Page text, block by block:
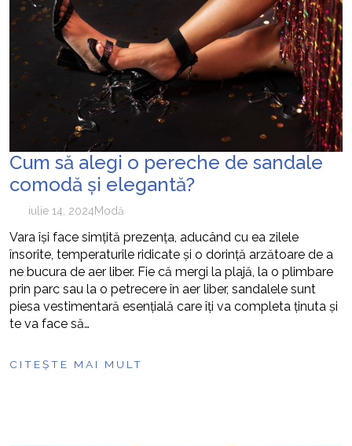
Cum să alegi o pereche de sandale
comodă și elegantă?
iulie 14, 2024Modă
Vara își face simțită prezența, aducând cu ea zilele
însorite, temperaturile ridicate și o dorință arzătoare de a
ne bucura de aer liber. Fie că mergi la plajă, la o plimbare
prin parc sau la o petrecere în aer liber, sandalele sunt
piesa vestimentară esențială care îți va completa ținuta și
te va face să…
CITEȘTE MAI MULT